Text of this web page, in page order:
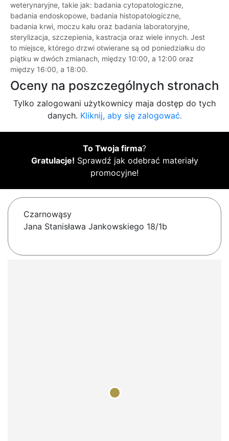
weterynaryjne, takie jak: badania cytopatologiczne,
badania endoskopowe, badania histopatologiczne,
badania krwi, moczu kału oraz badania laboratoryjne,
sterylizacja, szczepienia, kastracja oraz wiele innych. Jest
to miejsce, którego drzwi otwierane są od poniedziałku do
piątku w dwóch zmianach, między 10:00, a 12:00 oraz
między 16:00, a 18:00.
Oceny na poszczególnych stronach
Tylko zalogowani użytkownicy maja dostęp do tych
danych. Kliknij, aby się zalogować.
To Twoja firma?
Gratulacje! Sprawdź jak odebrać materiały
promocyjne!
Czarnowąsy
Jana Stanisława Jankowskiego 18/1b